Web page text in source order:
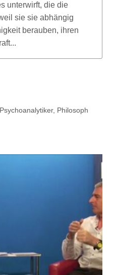
unterwirft, die die
sie sie abhängig
berauben, ihren
Philosoph